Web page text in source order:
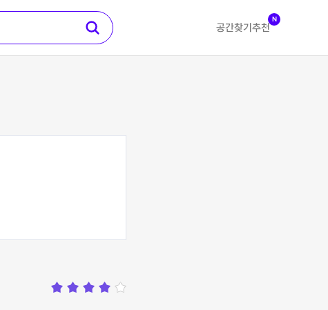
공간찾기 추천
N